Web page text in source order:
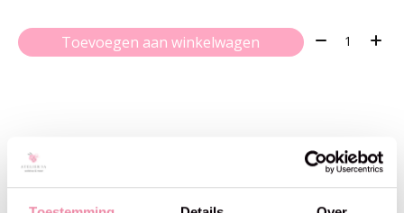
Toevoegen aan winkelwagen Aantal:
Gerelateerde producten